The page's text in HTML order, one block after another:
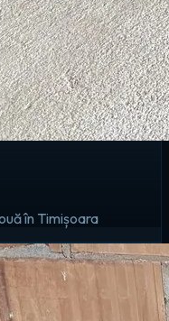
în Timișoara